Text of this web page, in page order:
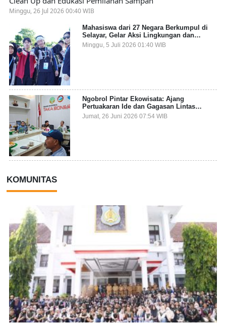
Minggu, 26 Jul 2026 00:40 WIB
Mahasiswa dari 27 Negara Berkumpul di
Selayar, Gelar Aksi Lingkungan dan
Dalami Kearifan Lokal Bumi Tanadoang
Minggu, 5 Juli 2026 01:40 WIB
Ngobrol Pintar Ekowisata: Ajang
Pertuakaran Ide dan Gagasan Lintas
Sektor
Jumat, 26 Juni 2026 07:54 WIB
KOMUNITAS